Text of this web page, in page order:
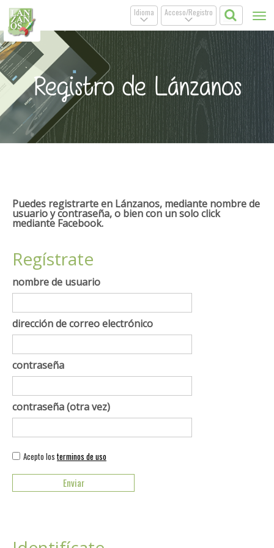
Acceso/Registro
.
Idioma
.
Registro de Lánzanos
Puedes registrarte en Lánzanos, mediante nombre de
usuario y contraseña, o bien con un solo click
mediante Facebook.
Regístrate
nombre de usuario
dirección de correo electrónico
contraseña
contraseña (otra vez)
Acepto los terminos de uso